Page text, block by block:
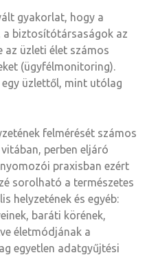
gyakorlat, hogy a
a biztosítótársaságok az
az üzleti élet számos
(ügyfélmonitoring).
üzlettől, mint utólag
felmérését számos
perben eljáró
praxisban ezért
sorolható a természetes
helyzetének és egyéb:
baráti körének,
életmódjának a
egyetlen adatgyűjtési